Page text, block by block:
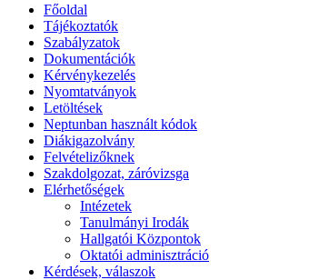
Főoldal
Tájékoztatók
Szabályzatok
Dokumentációk
Kérvénykezelés
Nyomtatványok
Letöltések
Neptunban használt kódok
Diákigazolvány
Felvételizőknek
Szakdolgozat, záróvizsga
Elérhetőségek
Intézetek
Tanulmányi Irodák
Hallgatói Központok
Oktatói adminisztráció
Kérdések, válaszok